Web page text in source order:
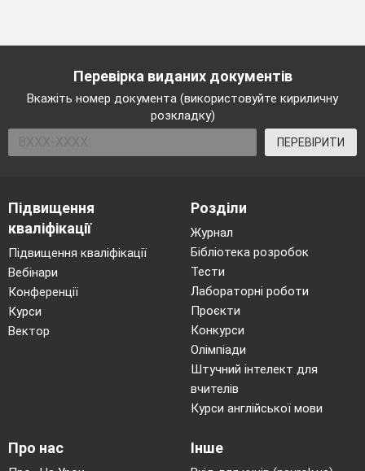
Перевірка виданих документів
Вкажіть номер документа (використовуйте кириличну
розкладку)
ПЕРЕВІРИТИ
Підвищення
кваліфікації
Підвищення кваліфікації
Вебінари
Конференції
Курси
Вектор
Розділи
Журнал
Бібліотека розробок
Тести
Лабораторні роботи
Проєкти
Конкурси
Олімпіади
Штучний інтелект для
вчителів
Курси англійської мови
Про нас Інше